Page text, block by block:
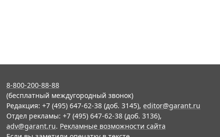
8-800-200-88-88
(бесплатный междугородный звонок)
Редакция: +7 (495) 647-62-38 (доб. 3145), editor@garant.ru
Отдел рекламы: +7 (495) 647-62-38 (доб. 3136),
adv@garant.ru. Рекламные возможности сайта